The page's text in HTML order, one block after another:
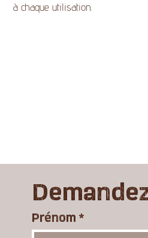
à chaque utilisation.
Prénom *